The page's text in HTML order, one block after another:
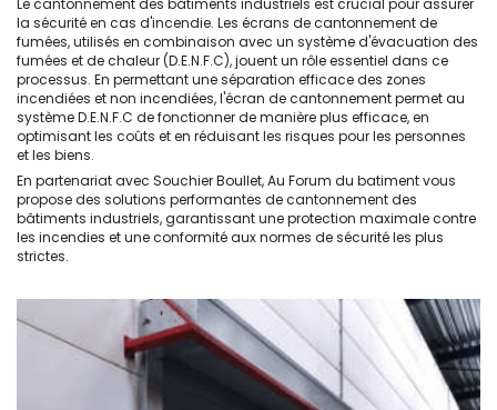
Le cantonnement des bâtiments industriels est crucial pour assurer
la sécurité en cas d'incendie. Les écrans de cantonnement de
fumées, utilisés en combinaison avec un système d'évacuation des
fumées et de chaleur (D.E.N.F.C), jouent un rôle essentiel dans ce
processus. En permettant une séparation efficace des zones
incendiées et non incendiées, l'écran de cantonnement permet au
système D.E.N.F.C de fonctionner de manière plus efficace, en
optimisant les coûts et en réduisant les risques pour les personnes
et les biens.
En partenariat avec Souchier Boullet, Au Forum du batiment vous
propose des solutions performantes de cantonnement des
bâtiments industriels, garantissant une protection maximale contre
les incendies et une conformité aux normes de sécurité les plus
strictes.